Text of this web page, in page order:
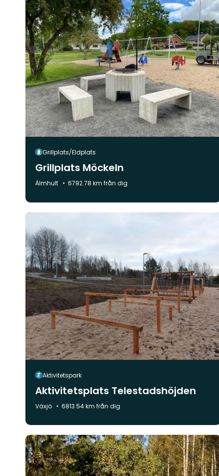
Grillplats/Eldplats
Grillplats Möckeln
Kommun:
Älmhult 6792.78 km från dig
Aktivitetspark
Aktivitetsplats Telestadshöjden
Kommun:
Växjö 6813.54 km från dig